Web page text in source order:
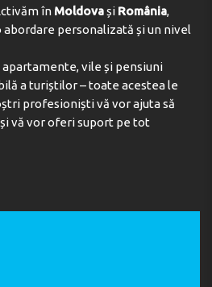
în Moldovași România,
personalizată și un nivel
apartamente, vile și pensiuni
a turiștilor – toate acestea le
profesioniști vă vor ajuta să
vă vor oferi suport pe tot